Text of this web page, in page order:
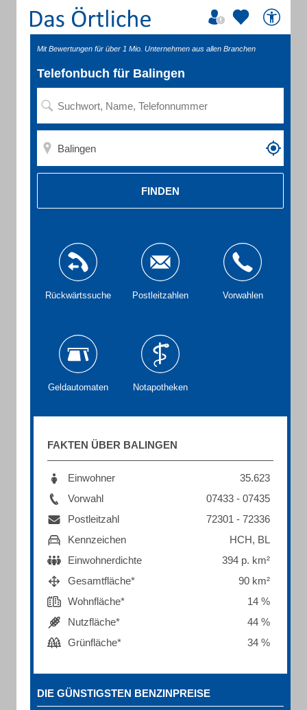
Mit Bewertungen für über 1 Mio. Unternehmen aus allen Branchen
Telefonbuch für Balingen
FINDEN
Rückwärtssuche Postleitzahlen Vorwahlen
Geldautomaten Notapotheken
FAKTEN ÜBER BALINGEN
Einwohner
35.623
Vorwahl
07433 - 07435
Postleitzahl
72301 - 72336
Kennzeichen
HCH, BL
Einwohnerdichte
394 p. km²
Gesamtfläche*
90 km²
Wohnfläche*
14 %
Nutzfläche*
44 %
Grünfläche*
34 %
DIE GÜNSTIGSTEN BENZINPREISE